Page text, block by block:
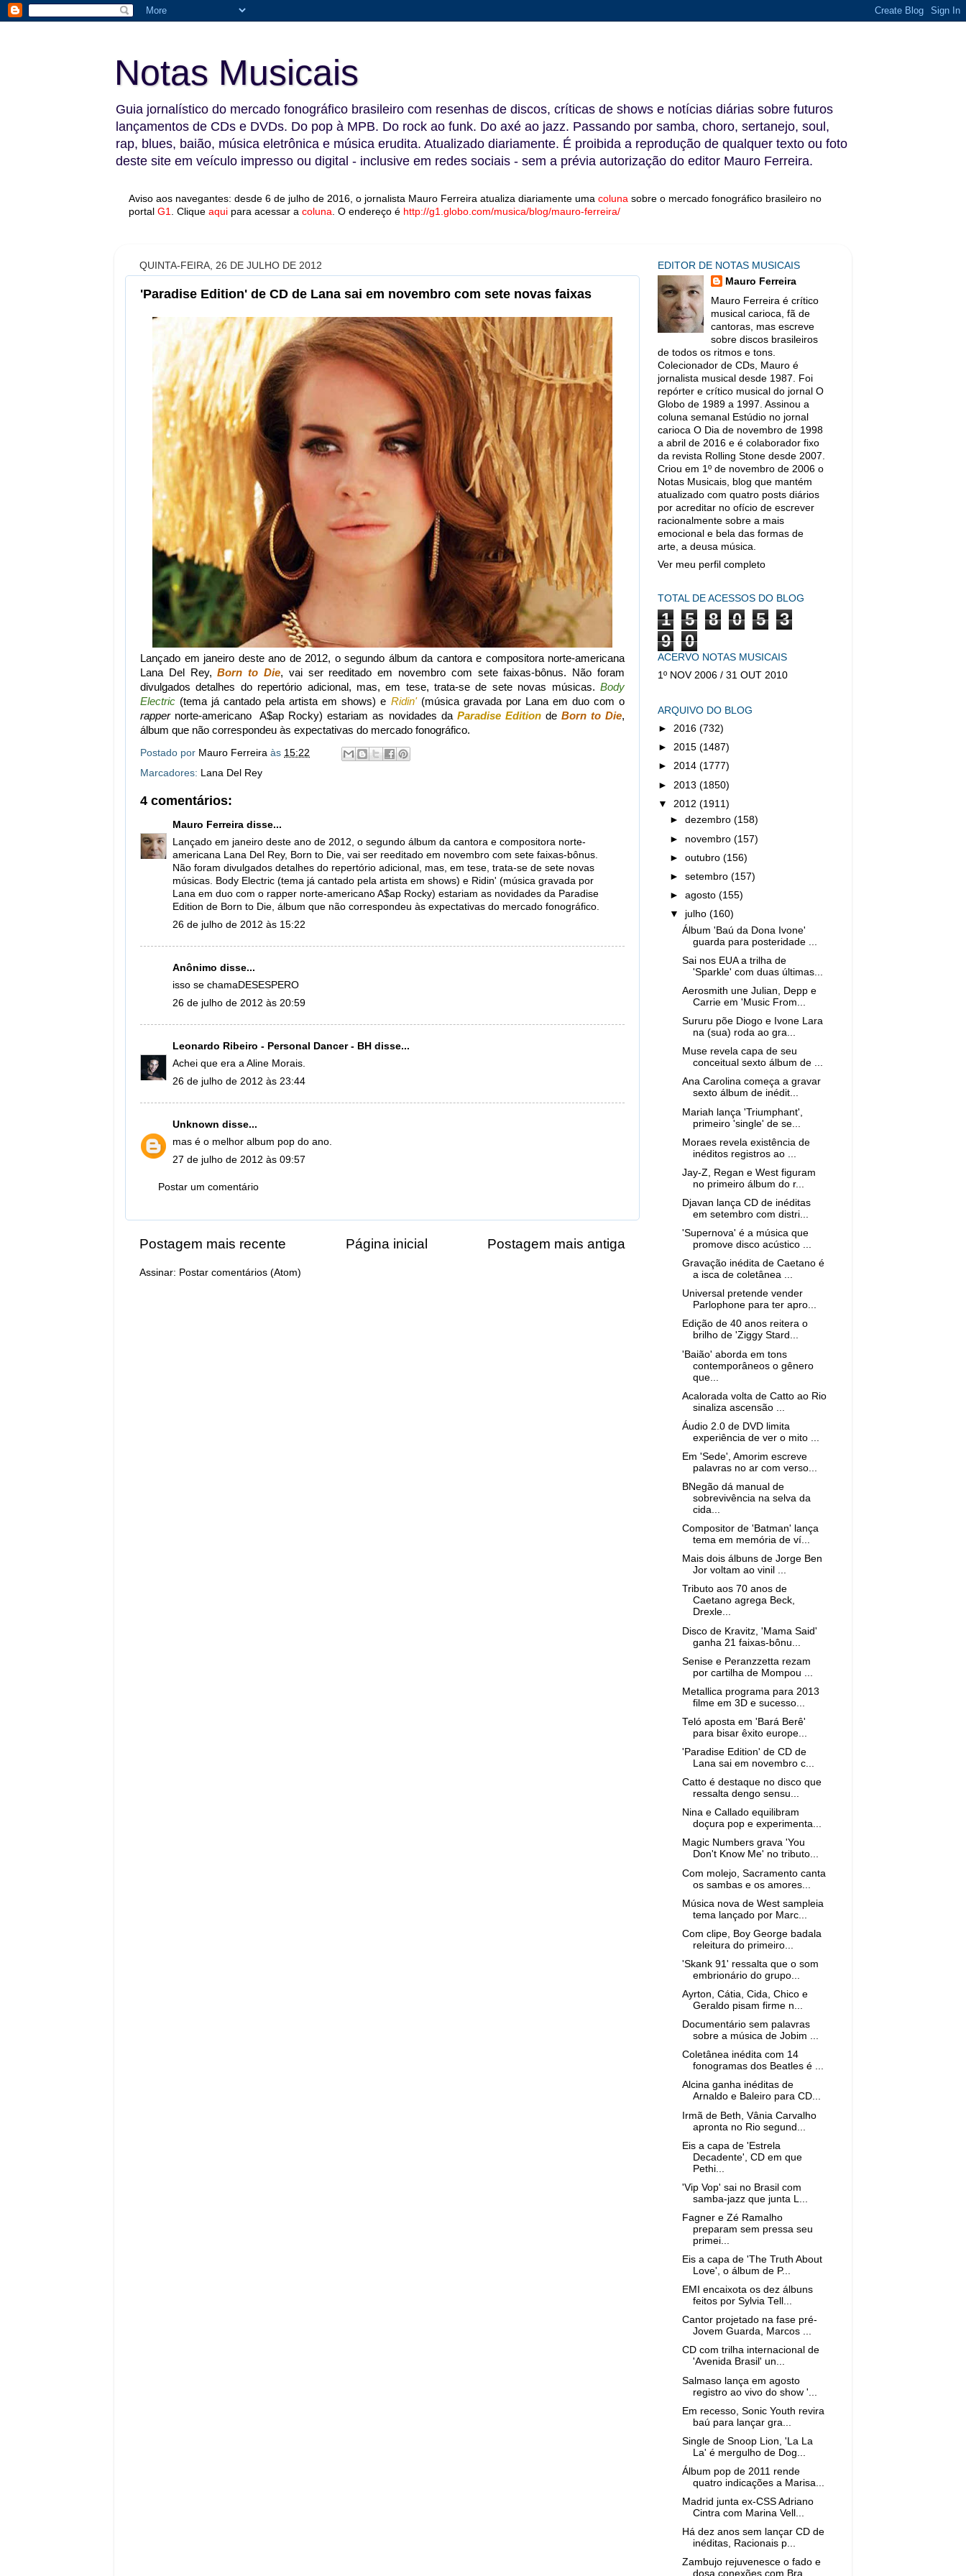
Notas Musicais
Guia jornalístico do mercado fonográfico brasileiro com resenhas de discos, críticas de shows e notícias diárias sobre futuros
lançamentos de CDs e DVDs. Do pop à MPB. Do rock ao funk. Do axé ao jazz. Passando por samba, choro, sertanejo, soul,
rap, blues, baião, música eletrônica e música erudita. Atualizado diariamente. É proibida a reprodução de qualquer texto ou foto
deste site em veículo impresso ou digital - inclusive em redes sociais - sem a prévia autorização do editor Mauro Ferreira.
Aviso aos navegantes: desde 6 de julho de 2016, o jornalista Mauro Ferreira atualiza diariamente uma coluna sobre o mercado fonográfico brasileiro no
portal G1 Clique aqui para acessar a coluna O endereço é http://g1.globo.com/musica/blog/mauro-ferreira/
QUINTA-FEIRA, 26 DE JULHO DE 2012
'Paradise Edition' de CD de Lana sai em novembro com sete novas faixas
Lançado em janeiro deste ano de 2012, o segundo álbum da cantora e compositora norte-americana
Lana Del Rey,Born to Die, vai ser reeditado em novembro com sete faixas-bônus. Não foram
divulgados detalhes do repertório adicional, mas, em tese, trata-se de sete novas músicas. Body
Electric (tema já cantado pela artista em shows) e Ridin'(música gravada por Lana em duo com o
rappernorte-americano A$ap Rocky) estariam as novidades da Paradise Editionde Born to Die,
álbum que não correspondeu às expectativas do mercado fonográfico.
Postado por Mauro Ferreira às 15:22
Marcadores: Lana Del Rey
4 comentários:
Mauro Ferreira disse...
Lançado em janeiro deste ano de 2012, o segundo álbum da cantora e compositora norte-
americana Lana Del Rey, Born to Die, vai ser reeditado em novembro com sete faixas-bônus.
Não foram divulgados detalhes do repertório adicional, mas, em tese, trata-se de sete novas
músicas. Body Electric (tema já cantado pela artista em shows) e Ridin' (música gravada por
Lana em duo com o rapper norte-americano A$ap Rocky) estariam as novidades da Paradise
Edition de Born to Die, álbum que não correspondeu às expectativas do mercado fonográfico.
26 de julho de 2012 às 15:22
Anônimo disse...
isso se chamaDESESPERO
26 de julho de 2012 às 20:59
Leonardo Ribeiro - Personal Dancer - BH disse...
Achei que era a Aline Morais.
26 de julho de 2012 às 23:44
Unknown disse...
mas é o melhor album pop do ano.
27 de julho de 2012 às 09:57
Postar um comentário
Postagem mais recente Postagem mais antiga
Página inicial
Assinar: Postar comentários (Atom)
EDITOR DE NOTAS MUSICAIS
Mauro Ferreira
Mauro Ferreira é crítico
musical carioca, fã de
cantoras, mas escreve
sobre discos brasileiros
de todos os ritmos e tons.
Colecionador de CDs, Mauro é
jornalista musical desde 1987. Foi
repórter e crítico musical do jornal O
Globo de 1989 a 1997. Assinou a
coluna semanal Estúdio no jornal
carioca O Dia de novembro de 1998
a abril de 2016 e é colaborador fixo
da revista Rolling Stone desde 2007.
Criou em 1º de novembro de 2006 o
Notas Musicais, blog que mantém
atualizado com quatro posts diários
por acreditar no ofício de escrever
racionalmente sobre a mais
emocional e bela das formas de
arte, a deusa música.
Ver meu perfil completo
TOTAL DE ACESSOS DO BLOG
1 5 8 0 5
3
9
0
ACERVO NOTAS MUSICAIS
1º NOV 2006 / 31 OUT 2010
ARQUIVO DO BLOG
► 2016 (732)
► 2015 (1487)
► 2014 (1777)
► 2013 (1850)
▼ 2012 (1911)
►dezembro(158)
► novembro(157)
►outubro(156)
►setembro(157)
►agosto(155)
▼ julho(160)
Álbum 'Baú da Dona Ivone'
guarda para posteridade ...
Sai nos EUA a trilha de
'Sparkle' com duas últimas...
Aerosmith une Julian, Depp e
Carrie em 'Music From...
Sururu põe Diogo e Ivone Lara
na (sua) roda ao gra...
Muse revela capa de seu
conceitual sexto álbum de ...
Ana Carolina começa a gravar
sexto álbum de inédit...
Mariah lança 'Triumphant',
primeiro 'single' de se...
Moraes revela existência de
inéditos registros ao ...
Jay-Z, Regan e West figuram
no primeiro álbum do r...
Djavan lança CD de inéditas
em setembro com distri...
'Supernova' é a música que
promove disco acústico ...
Gravação inédita de Caetano é
a isca de coletânea ...
Universal pretende vender
Parlophone para ter apro...
Edição de 40 anos reitera o
brilho de 'Ziggy Stard...
'Baião' aborda em tons
contemporâneos o gênero
que...
Acalorada volta de Catto ao Rio
sinaliza ascensão ...
Áudio 2.0 de DVD limita
experiência de ver o mito ...
Em 'Sede', Amorim escreve
palavras no ar com verso...
BNegão dá manual de
sobrevivência na selva da
cida...
Compositor de 'Batman' lança
tema em memória de ví...
Mais dois álbuns de Jorge Ben
Jor voltam ao vinil ...
Tributo aos 70 anos de
Caetano agrega Beck,
Drexle...
Disco de Kravitz, 'Mama Said'
ganha 21 faixas-bônu...
Senise e Peranzzetta rezam
por cartilha de Mompou ...
Metallica programa para 2013
filme em 3D e sucesso...
Teló aposta em 'Bará Berê'
para bisar êxito europe...
'Paradise Edition' de CD de
Lana sai em novembro c...
Catto é destaque no disco que
ressalta dengo sensu...
Nina e Callado equilibram
doçura pop e experimenta...
Magic Numbers grava 'You
Don't Know Me' no tributo...
Com molejo, Sacramento canta
os sambas e os amores...
Música nova de West sampleia
tema lançado por Marc...
Com clipe, Boy George badala
releitura do primeiro...
'Skank 91' ressalta que o som
embrionário do grupo...
Ayrton, Cátia, Cida, Chico e
Geraldo pisam firme n...
Documentário sem palavras
sobre a música de Jobim ...
Coletânea inédita com 14
fonogramas dos Beatles é ...
Alcina ganha inéditas de
Arnaldo e Baleiro para CD...
Irmã de Beth, Vânia Carvalho
apronta no Rio segund...
Eis a capa de 'Estrela
Decadente', CD em que
Pethi...
'Vip Vop' sai no Brasil com
samba-jazz que junta L...
Fagner e Zé Ramalho
preparam sem pressa seu
primei...
Eis a capa de 'The Truth About
Love', o álbum de P...
EMI encaixota os dez álbuns
feitos por Sylvia Tell...
Cantor projetado na fase pré-
Jovem Guarda, Marcos ...
CD com trilha internacional de
'Avenida Brasil' un...
Salmaso lança em agosto
registro ao vivo do show '...
Em recesso, Sonic Youth revira
baú para lançar gra...
Single de Snoop Lion, 'La La
La' é mergulho de Dog...
Álbum pop de 2011 rende
quatro indicações a Marisa...
Madrid junta ex-CSS Adriano
Cintra com Marina Vell...
Há dez anos sem lançar CD de
inéditas, Racionais p...
Zambujo rejuvenesce o fado e
dosa conexões com Bra...